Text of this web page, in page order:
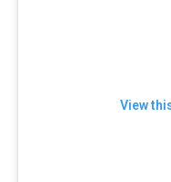
View